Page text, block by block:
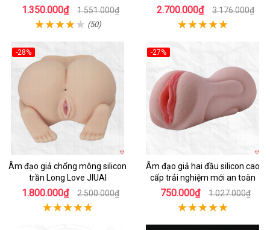
cảm
1.350.000₫ 1.551.000₫
(50)
5.5kg và 12kg
2.700.000₫ 3.176.000₫
-28%
Âm đạo giả chổng mông silicon
trần Long Love JIUAI
1.800.000₫ 2.500.000₫
-27%
Âm đạo giả hai đầu silicon cao
cấp trải nghiệm mới an toàn
750.000₫ 1.027.000₫